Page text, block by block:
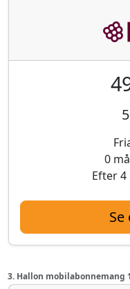
0
Efter
3. Hallon mobilabonnemang